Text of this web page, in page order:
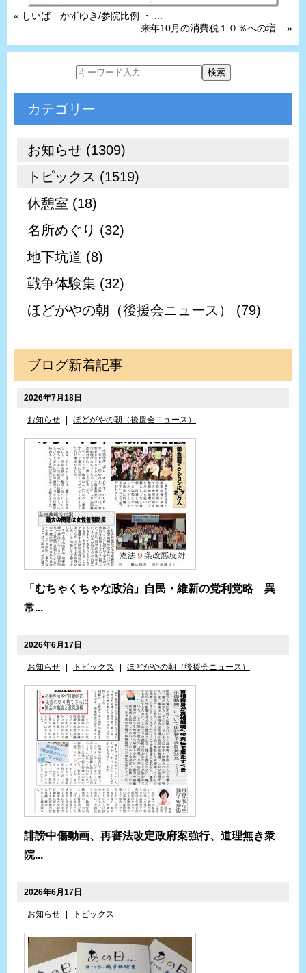
« しいば かずゆき/参院比例 ・ ...
来年10月の消費税１０％への増... »
カテゴリー
お知らせ (1309)
トピックス (1519)
休憩室 (18)
名所めぐり (32)
地下坑道 (8)
戦争体験集 (32)
ほどがやの朝（後援会ニュース） (79)
ブログ新着記事
2026年7月18日
お知らせ ほどがやの朝（後援会ニュース）
「むちゃくちゃな政治」自民・維新の党利党略 異
常...
2026年6月17日
お知らせ トピックス ほどがやの朝（後援会ニュース）
誹謗中傷動画、再審法改定政府案強行、道理無き衆
院...
2026年6月17日
お知らせ トピックス